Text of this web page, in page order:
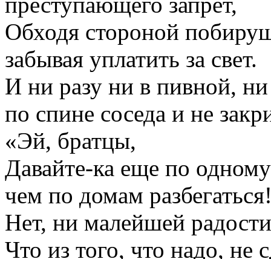
Обходя стороной
забывая уплатить за свет.
И ни разу ни в пивной,
по спине соседа и не
«Эй, братцы,
Давайте-ка еще по
чем по домам
Нет, ни малейшей
Что из того, что надо, не